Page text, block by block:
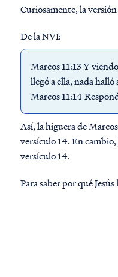
Curiosamente, la
De la NVI:
Marcos 11:13 Y
llegó a ella, nada
Marcos 11:14
Así, la higuera de
versículo 14. En
versículo 14.
Para saber por qué